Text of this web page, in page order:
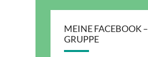
MEINE FACEBOOK –
GRUPPE